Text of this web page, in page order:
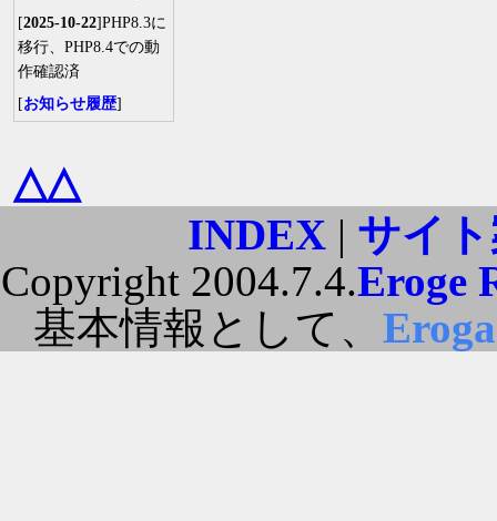
[2025-10-22]PHP8.3に
移行、PHP8.4での動
作確認済
[お知らせ履歴]
△△
INDEX| サイ
Copyright 2004.7.4.Eroge
基本情報として、